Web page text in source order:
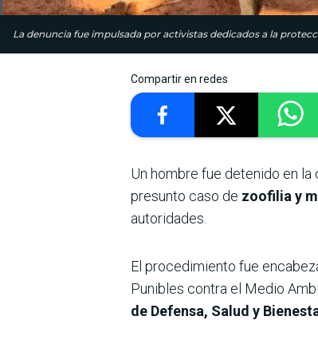
La denuncia fue impulsada por activistas dedicados a la
Compartir en redes
Un hombre fue detenido en la
presunto caso de zoofilia y
autoridades.
El procedimiento fue
Punibles contra el Medio
de Defensa, Salud y